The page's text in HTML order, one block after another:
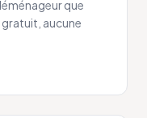
que
aucune